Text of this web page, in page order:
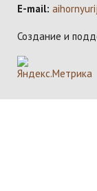
E-mail:
Создание и